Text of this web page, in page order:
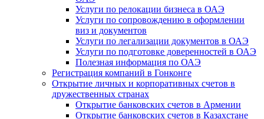
Услуги по релокации бизнеса в ОАЭ
Услуги по сопровождению в оформлении
виз и документов
Услуги по легализации документов в ОАЭ
Услуги по подготовке доверенностей в ОАЭ
Полезная информация по ОАЭ
Регистрация компаний в Гонконге
Открытие личных и корпоративных счетов в
дружественных странах
Открытие банковских счетов в Армении
Открытие банковских счетов в Казахстане